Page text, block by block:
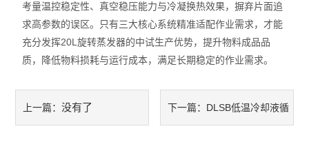
考量温控稳定性、真空稳压能力与冷凝换热效果，摒弃片面追
求高参数的误区。只有三大核心系统精准适配作业需求，才能
充分发挥20L旋转蒸发器的中试生产优势，提升物料成品品
质，降低物料损耗与运行成本，满足长期稳定的作业需求。
上一篇：没有了 下一篇： DLSB低温冷却液循